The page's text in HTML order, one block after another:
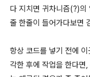
다 지치면 귀차니즘(?)의
줄 한줄이 들어가다보면
항상 코드를 넣기 전에
각한 후에 작업을 한다면